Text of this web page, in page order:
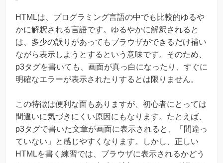
HTMLは、プログラミング言語の中でも比較的ゆるや
かに解釈される言語です。ゆるやかに解釈されると
は、多少の誤りがあってもブラウザができるだけ補い
ながら表示しようとするという意味です。そのため、
p3タグを書いても、画面が真っ白になったり、すぐに
明確なエラーが表示されたりするとは限りません。
この特徴は便利な面もありますが、初心者にとっては
間違いに気づきにくい原因にもなります。たとえば、
p3タグで書いた文章が画面に表示されると、「間違っ
ていない」と感じやすくなります。しかし、正しい
HTMLを書く練習では、ブラウザに表示されるかどう